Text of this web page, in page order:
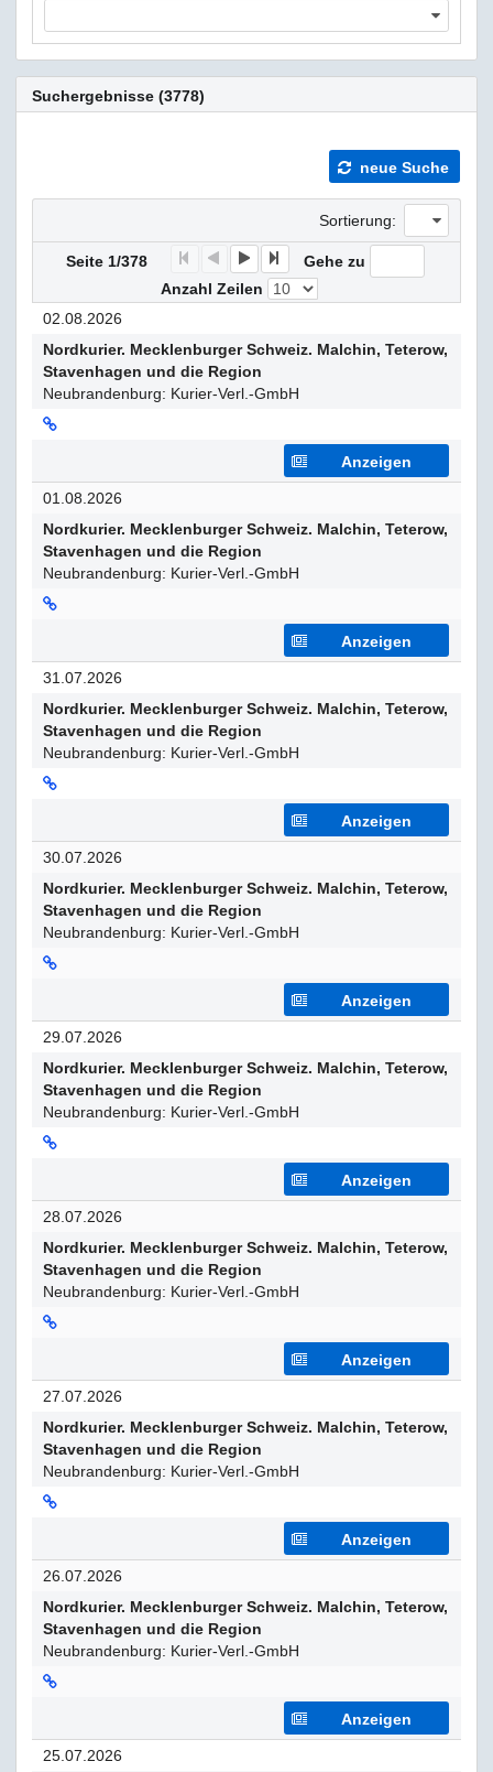
Suchergebnisse (3778)
neue Suche
Sortierung:
Seite 1/378
Gehe zu
Anzahl Zeilen
02.08.2026
Nordkurier. Mecklenburger Schweiz. Malchin, Teterow,
Stavenhagen und die Region
Neubrandenburg: Kurier-Verl.-GmbH
Anzeigen
01.08.2026
Nordkurier. Mecklenburger Schweiz. Malchin, Teterow,
Stavenhagen und die Region
Neubrandenburg: Kurier-Verl.-GmbH
Anzeigen
31.07.2026
Nordkurier. Mecklenburger Schweiz. Malchin, Teterow,
Stavenhagen und die Region
Neubrandenburg: Kurier-Verl.-GmbH
Anzeigen
30.07.2026
Nordkurier. Mecklenburger Schweiz. Malchin, Teterow,
Stavenhagen und die Region
Neubrandenburg: Kurier-Verl.-GmbH
Anzeigen
29.07.2026
Nordkurier. Mecklenburger Schweiz. Malchin, Teterow,
Stavenhagen und die Region
Neubrandenburg: Kurier-Verl.-GmbH
Anzeigen
28.07.2026
Nordkurier. Mecklenburger Schweiz. Malchin, Teterow,
Stavenhagen und die Region
Neubrandenburg: Kurier-Verl.-GmbH
Anzeigen
27.07.2026
Nordkurier. Mecklenburger Schweiz. Malchin, Teterow,
Stavenhagen und die Region
Neubrandenburg: Kurier-Verl.-GmbH
Anzeigen
26.07.2026
Nordkurier. Mecklenburger Schweiz. Malchin, Teterow,
Stavenhagen und die Region
Neubrandenburg: Kurier-Verl.-GmbH
Anzeigen
25.07.2026